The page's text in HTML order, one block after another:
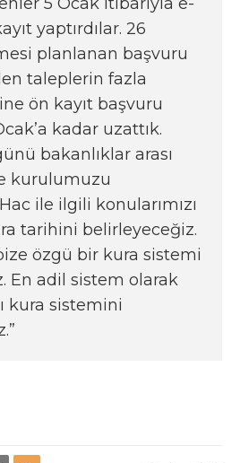
yaptırdılar. 26
planlanan başvuru
taleplerin fazla
ön kayıt başvuru
kadar uzattık.
bakanlıklar arası
kurulumuzu
ile ilgili konularımızı
tarihini belirleyeceğiz.
özgü bir kura sistemi
En adil sistem olarak
kura sistemini